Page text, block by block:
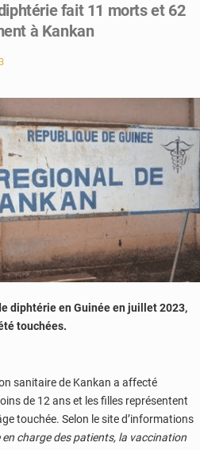
fait 11 morts et 62
à Kankan
diphtérie en Guinée en juillet 2023,
touchées.
sanitaire de Kankan a affecté
de 12 ans et les filles représentent
touchée. Selon le site d’informations
en charge des patients, la vaccination